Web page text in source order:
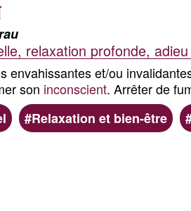
relaxation profonde,
envahissantes et/ou
son inconscient. Arrêter de
Relaxation et bien-être